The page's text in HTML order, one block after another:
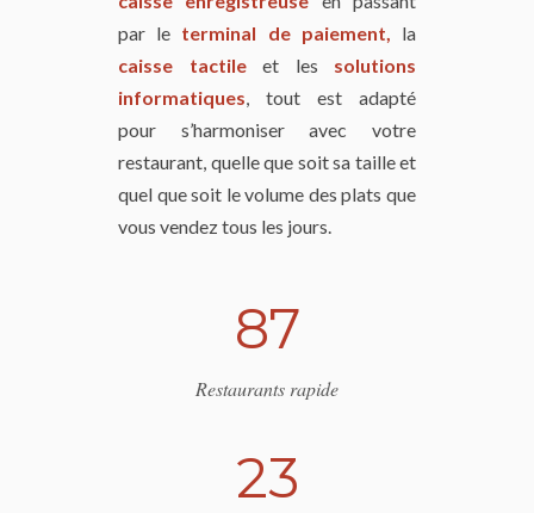
par le terminal de paiement,
la
caisse tactile et les solutions
informatiques , tout est adapté
pour s’harmoniser avec votre
restaurant, quelle que soit sa taille et
quel que soit le volume des plats que
vous vendez tous les jours.
87
Restaurants rapide
23